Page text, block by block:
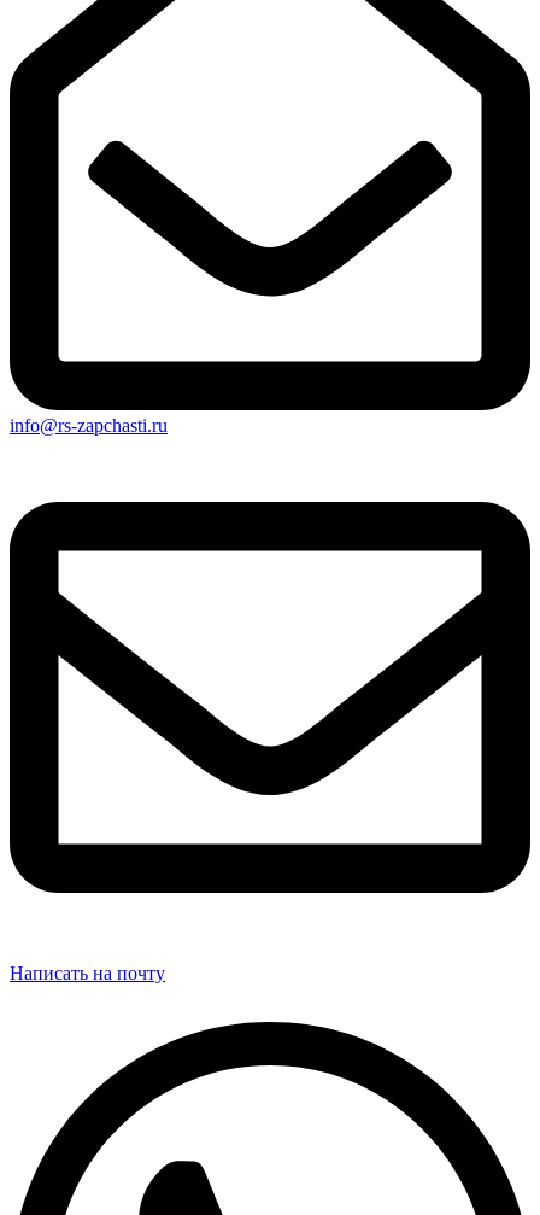
info@rs-zapchasti.ru
Написать на почту